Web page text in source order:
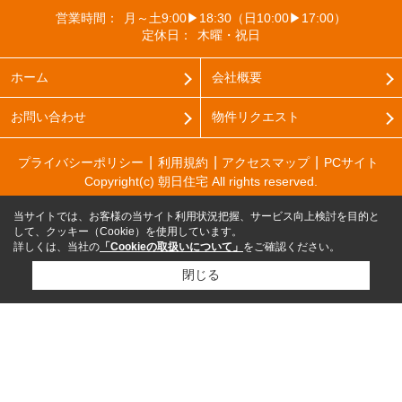
営業時間：
月～土9:00▶18:30（日10:00▶17:00）
定休日：
木曜・祝日
ホーム 会社概要
お問い合わせ 物件リクエスト
プライバシーポリシー 利用規約 アクセスマップ
PCサイト
Copyright(c) 朝日住宅 All rights reserved.
当サイトでは、お客様の当サイト利用状況把握、サービス向上検討を目的と
して、クッキー（Cookie）を使用しています。
詳しくは、当社の 「Cookieの取扱いについて」 をご確認ください。
閉じる